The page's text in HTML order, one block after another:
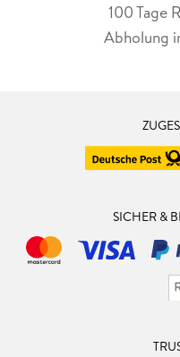
»Ein Buch, größer als das
100 Tage
Abholung
SICHER &